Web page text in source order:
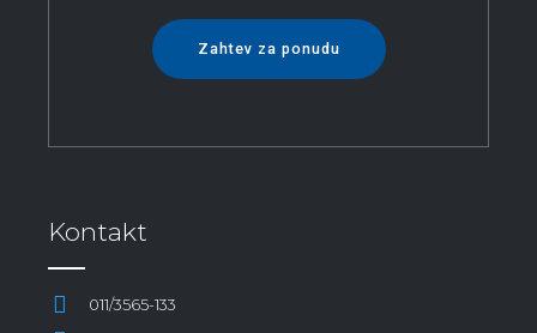
Zahtev za ponudu
Kontakt
011/3565-133